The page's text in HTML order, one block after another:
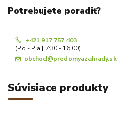
Potrebujete poradiť?
+421 917 757 403
(Po - Pia | 7:30 - 16:00)
obchod@predomyazahrady.sk
Súvisiace produkty